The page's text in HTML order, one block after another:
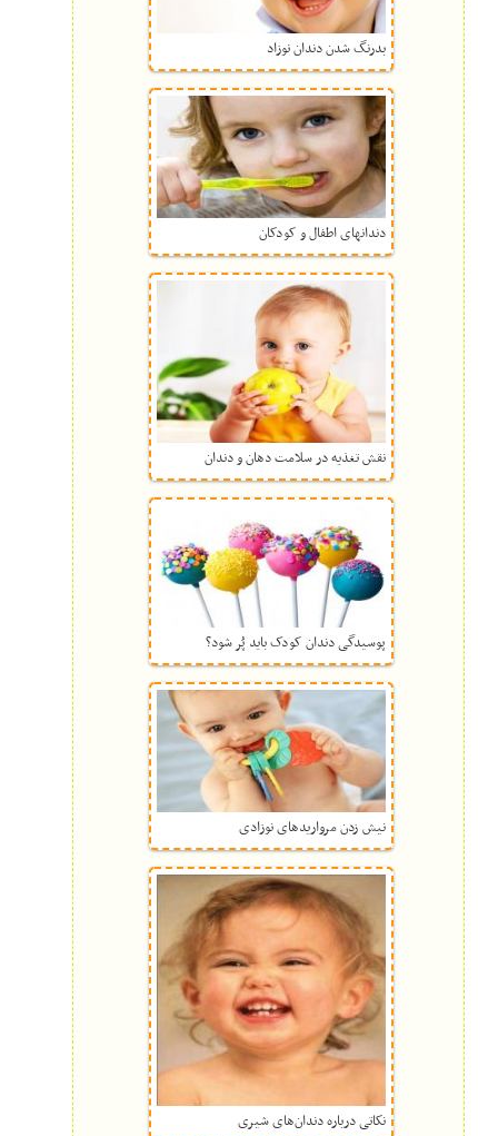
بدرنگ شدن دندان نوزاد
دندانهای اطفال و کودکان
نقش تغذیه در سلامت دهان و دندان
پوسیدگی دندان کودک باید پُر شود؟
نیش زدن مرواریدهای نوزادی
نکاتی درباره دندان‌های شیری